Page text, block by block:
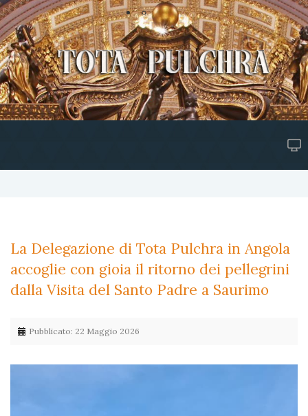
La Delegazione di Tota Pulchra in Angola
accoglie con gioia il ritorno dei pellegrini
dalla Visita del Santo Padre a Saurimo
Pubblicato: 22 Maggio 2026